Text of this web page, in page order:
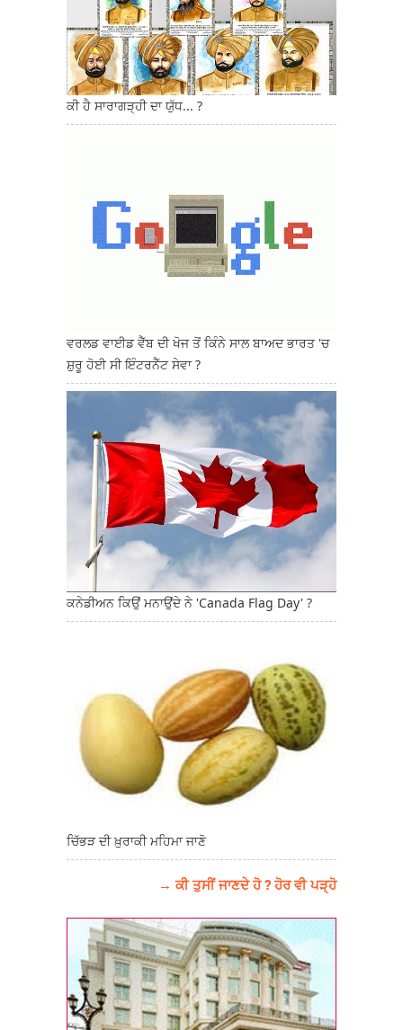
ਕੀ ਹੈ ਸਾਰਾਗੜ੍ਹੀ ਦਾ ਯੁੱਧ... ?
ਵਰਲਡ ਵਾਈਡ ਵੈੱਬ ਦੀ ਖੋਜ ਤੋਂ ਕਿੰਨੇ ਸਾਲ ਬਾਅਦ ਭਾਰਤ 'ਚ
ਸ਼ੁਰੂ ਹੋਈ ਸੀ ਇੰਟਰਨੈੱਟ ਸੇਵਾ ?
ਕਨੇਡੀਅਨ ਕਿਉਂ ਮਨਾਉਂਦੇ ਨੇ 'Canada Flag Day' ?
ਚਿੱਭੜ ਦੀ ਖ਼ੁਰਾਕੀ ਮਹਿਮਾ ਜਾਣੋ
→ ਕੀ ਤੁਸੀਂ ਜਾਣਦੇ ਹੋ ? ਹੋਰ ਵੀ ਪੜ੍ਹੋ